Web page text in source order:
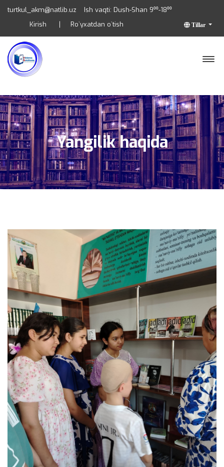
turtkul_akm@natlib.uz Ish vaqti: Dush-Shan 9⁰⁰-18⁰⁰
Tillar
Kirish Ro`yxatdan o`tish
Yangilik haqida